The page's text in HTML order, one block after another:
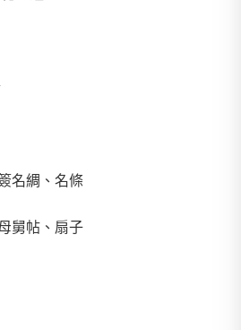
名綢、名條
舅帖、扇子